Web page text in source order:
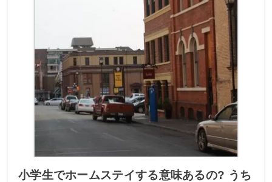
小学生でホームステイする意味あるの? うち